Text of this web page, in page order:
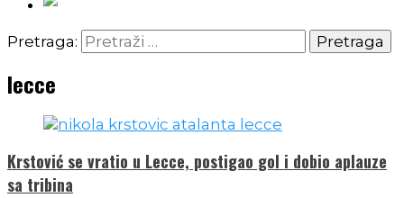
Pretraga:
lecce
Krstović se vratio u Lecce, postigao gol i dobio aplauze
sa tribina